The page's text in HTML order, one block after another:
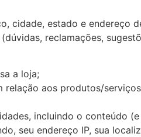
cidade, estado e endereço
reclamações,
a loja;
relação aos produtos/
incluindo o conteúdo
seu endereço IP, sua